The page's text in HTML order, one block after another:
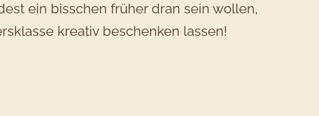
ein bisschen früher dran sein wollen,
kreativ beschenken lassen!